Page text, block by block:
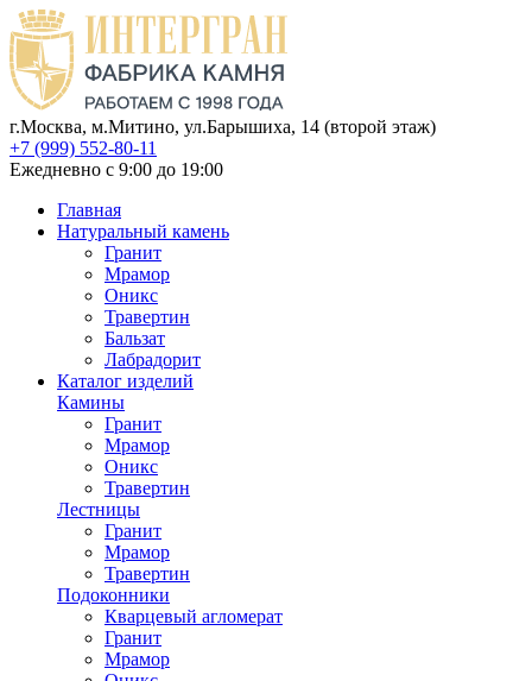
г.Москва, м.Митино, ул.Барышиха, 14 (второй этаж)
+7 (999) 552-80-11
Ежедневно с 9:00 до 19:00
Главная
Натуральный камень
Гранит
Мрамор
Оникс
Травертин
Бальзат
Лабрадорит
Каталог изделий
Камины
Гранит
Мрамор
Оникс
Травертин
Лестницы
Гранит
Мрамор
Травертин
Подоконники
Кварцевый агломерат
Гранит
Мрамор